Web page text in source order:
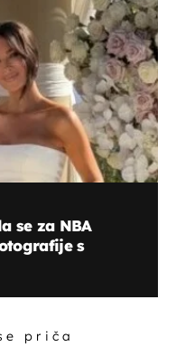
se za NBA
s
priča